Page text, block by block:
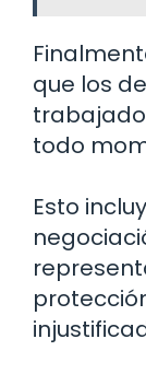
que los
todo
Esto